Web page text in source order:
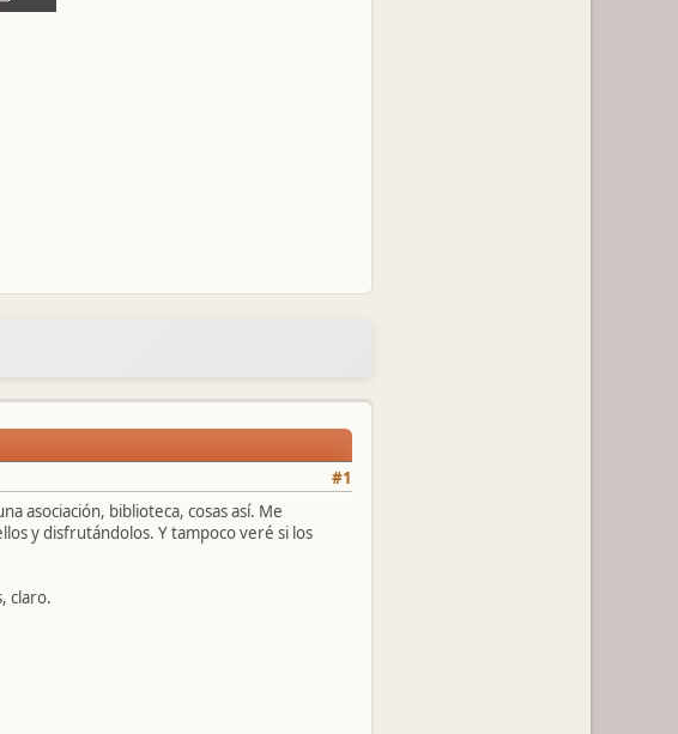
#1
asociación, biblioteca, cosas así. Me
y disfrutándolos. Y tampoco veré si los
claro.